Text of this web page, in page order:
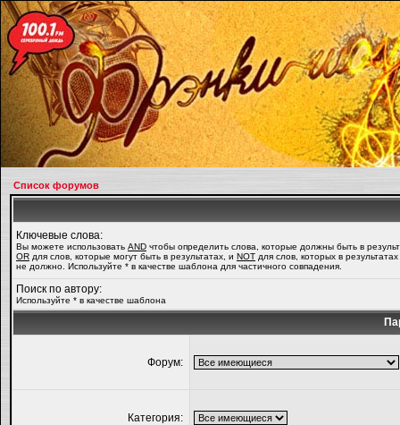
Список форумов
Ключевые слова:
Вы можете использовать AND чтобы определить слова, которые должны быть в
OR для слов, которые могут быть в результатах, и NOT для слов, которых в
не должно. Используйте * в качестве шаблона для частичного совпадения.
Поиск по автору:
Используйте * в качестве шаблона
Форум:
Категория: